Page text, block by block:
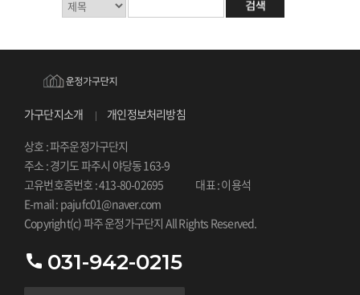
가구단지소개 개인정보처리방침
상호 : 파주운정가구단지
주소 : 경기도 파주시 야당동 163-9
고유번호증번호 : 413-80-02695
대표 : 이용석
E-mail : pajufc01@naver.com
Copyright(c) 파주 운정가구단지 All Rights Reserved.
031-942-0215